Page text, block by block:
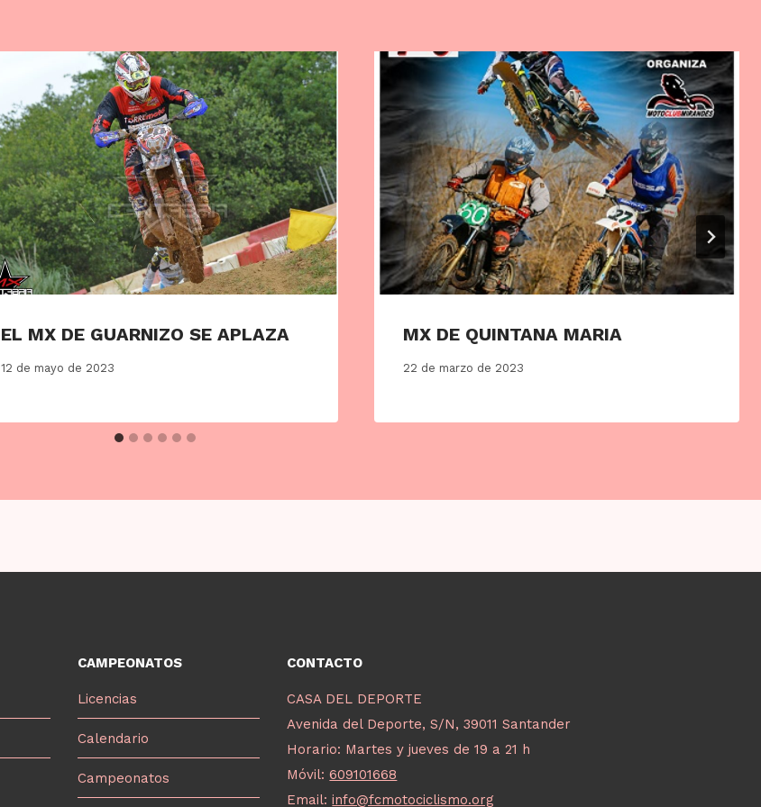
EL MX DE GUARNIZO SE APLAZA
12 de mayo de 2023
MX DE QUINTANA MARIA
22 de marzo de 2023
CAMPEONATOS
Licencias
Calendario
Campeonatos
CONTACTO
CASA DEL DEPORTE
Avenida del Deporte, S/N, 39011 Santander
Horario: Martes y jueves de 19 a 21 h
Móvil:609101668
Email:info@fcmotociclismo.org